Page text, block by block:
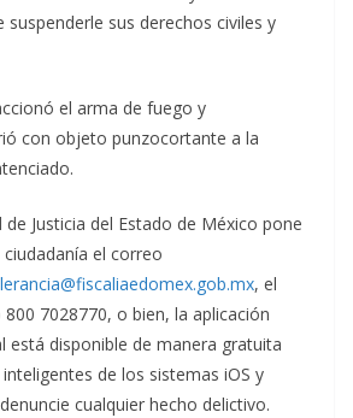
suspenderle sus derechos civiles y
el arma de fuego y
con objeto punzocortante a la
de Justicia del Estado de México pone
el correo
, el
7028770, o bien, la aplicación
está disponible de manera gratuita
de los sistemas iOS y
cualquier hecho delictivo.